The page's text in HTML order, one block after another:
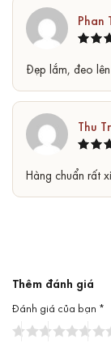
hạng
Phan
Đẹp lắm, đeo
Thu
Hàng chuẩn rất
Thêm đánh giá
Đánh giá của bạn *